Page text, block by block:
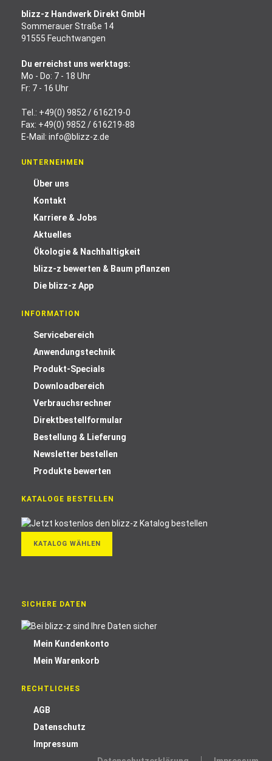
blizz-z Handwerk Direkt GmbH
Sommerauer Straße 14
91555 Feuchtwangen
Du erreichst uns werktags:
Mo - Do: 7 - 18 Uhr
Fr: 7 - 16 Uhr
Tel.: +49(0) 9852 / 616219-0
Fax: +49(0) 9852 / 616219-88
E-Mail: info@blizz-z.de
UNTERNEHMEN
Über uns
Kontakt
Karriere & Jobs
Aktuelles
Ökologie & Nachhaltigkeit
blizz-z bewerten & Baum pflanzen
Die blizz-z App
INFORMATION
Servicebereich
Anwendungstechnik
Produkt-Specials
Downloadbereich
Verbrauchsrechner
Direktbestellformular
Bestellung & Lieferung
Newsletter bestellen
Produkte bewerten
KATALOGE BESTELLEN
KATALOG WÄHLEN
SICHERE DATEN
Mein Kundenkonto
Mein Warenkorb
RECHTLICHES
AGB
Datenschutz
Impressum